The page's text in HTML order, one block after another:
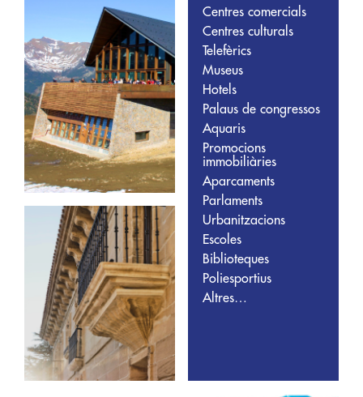
Centres comercials
Centres culturals
Telefèrics
Museus
Hotels
Palaus de congressos
Aquaris
Promocions
immobiliàries
Aparcaments
Parlaments
Urbanitzacions
Escoles
Biblioteques
Poliesportius
Altres…